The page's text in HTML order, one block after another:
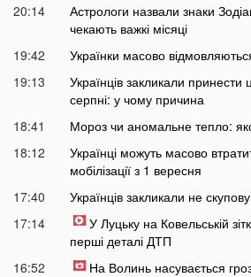
20:14
Астрологи назвали знаки
чекають важкі місяці
19:42
Українки масово
19:13
Українців закликали
серпні: у чому причина
18:41
Мороз чи аномальне тепло:
18:12
Українці можуть масово
мобілізації з 1 вересня
17:40
Українців закликали не
17:14
У Луцьку на Ковельській
перші деталі ДТП
16:52
На Волинь насувається